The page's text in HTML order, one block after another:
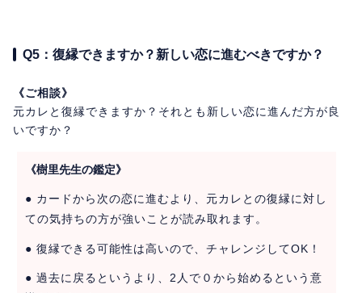
Q5：復縁できますか？新しい恋に進むべきですか？
《ご相談》
元カレと復縁できますか？それとも新しい恋に進んだ方が良
いですか？
《樹里先生の鑑定》
● カードから次の恋に進むより、元カレとの復縁に対し
ての気持ちの方が強いことが読み取れます。
● 復縁できる可能性は高いので、チャレンジしてOK！
● 過去に戻るというより、2人で０から始めるという意